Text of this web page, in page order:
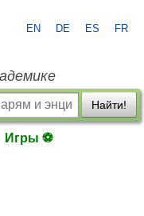
EN DE ES FR
Найти!
Игры ⚽